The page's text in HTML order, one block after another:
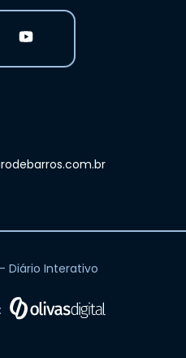
Diário Interativo